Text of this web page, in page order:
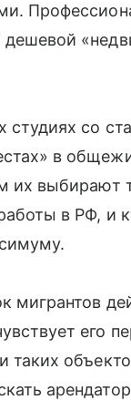
студиях со
в
их выбирают
в РФ, и
мигрантов
его